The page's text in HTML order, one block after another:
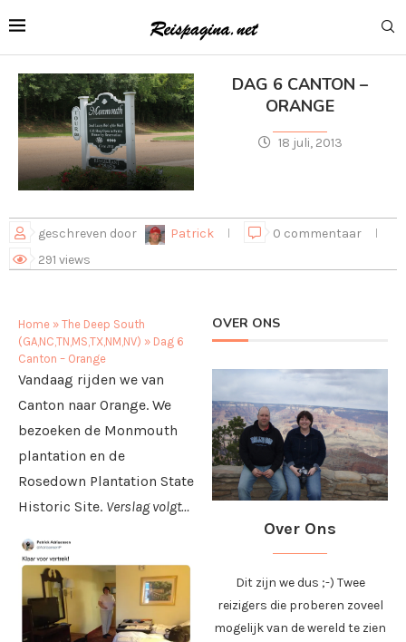
DAG 6 CANTON –
ORANGE
18 juli, 2013
geschreven door Patrick
0 commentaar
291 views
Home » The Deep South
(GA,NC,TN,MS,TX,NM,NV) » Dag 6
Canton – Orange
Vandaag rijden we van
Canton naar Orange. We
bezoeken de Monmouth
plantation en de
Rosedown Plantation State
Historic Site. Verslag volgt…
OVER ONS
Over Ons
Dit zijn we dus ;-) Twee
reizigers die proberen zoveel
mogelijk van de wereld te zien